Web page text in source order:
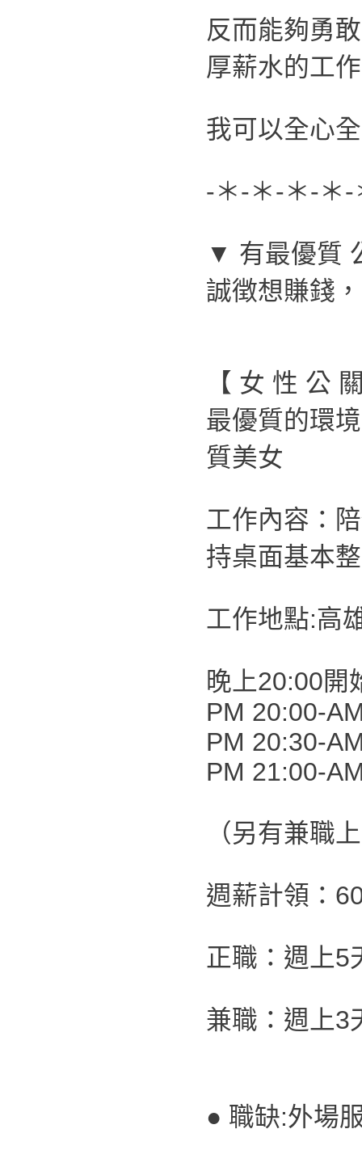
反而能夠勇
厚薪水的工
我可以全心
-＊-＊-＊-＊
▼ 有最優質
誠徴想賺錢
【 女 性 公
最優質的環
質美女
工作內容：
持桌面基本
工作地點:高
晚上20:00開
PM 20:00-
PM 20:30-
PM 21:00-
（另有兼職
週薪計領：
正職：週上5
兼職：週上3
● 職缺:外場